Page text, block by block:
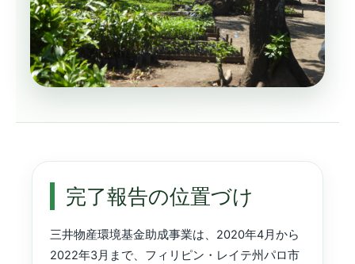
完了報告の位置づけ
三井物産環境基金助成事業は、2020年4月から
2022年3月まで、フィリピン・レイテ州パロ市